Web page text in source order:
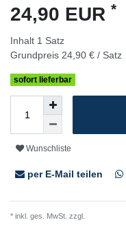
24,90 EUR *
Inhalt 1 Satz
Grundpreis 24,90 € / Satz
sofort lieferbar
Wunschliste
per E-Mail teilen
* inkl. ges. MwSt. zzgl.